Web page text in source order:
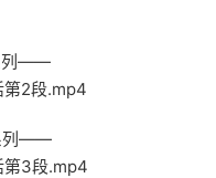
列——
2段.mp4
列——
3段.mp4